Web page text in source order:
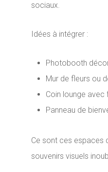
sociaux.
Idées à intégrer :
Photobooth
Mur de fleurs ou
Coin lounge avec
Panneau de
Ce sont ces espaces
souvenirs visuels